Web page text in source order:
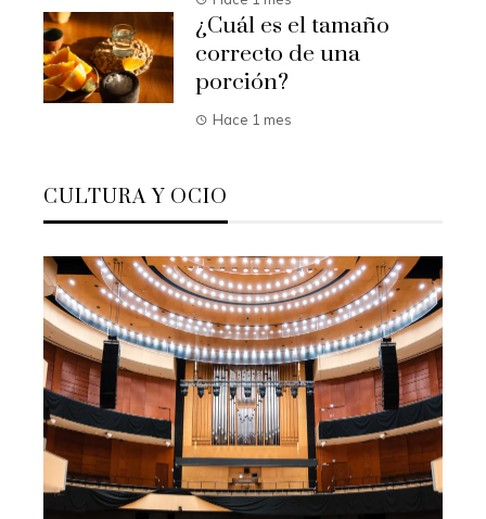
¿Cuál es el tamaño
correcto de una
porción?
Hace 1 mes
CULTURA Y OCIO